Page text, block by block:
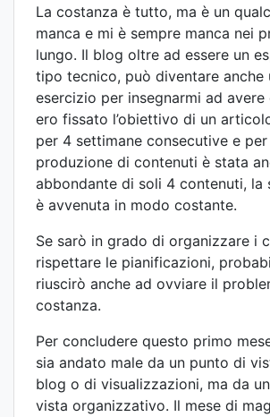
La costanza è tutto, ma è un
manca e mi è sempre manca nei
lungo. Il blog oltre ad essere un
tipo tecnico, può diventare anche
esercizio per insegnarmi ad avere
ero fissato l’obiettivo di un
per 4 settimane consecutive e
produzione di contenuti è stata
abbondante di soli 4 contenuti, la
è avvenuta in modo costante.
Se sarò in grado di organizzare i
rispettare le pianificazioni,
riuscirò anche ad ovviare il
costanza.
Per concludere questo primo
sia andato male da un punto di
blog o di visualizzazioni, ma da
vista organizzativo. Il mese di